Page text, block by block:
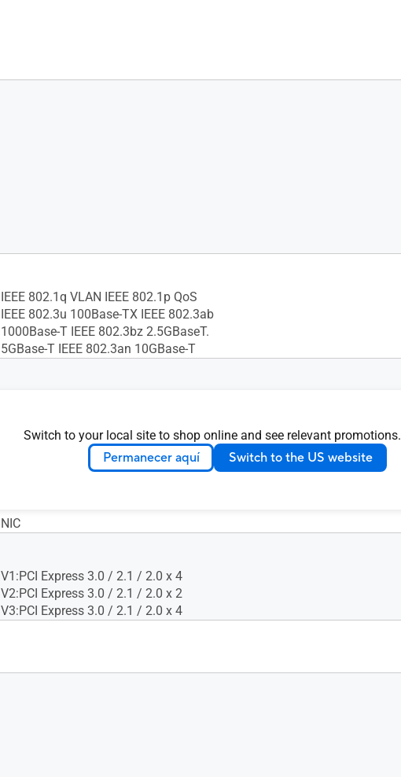
Switch to your local site to shop online and see relevant promotions.
Permanecer aquí Switch to the US website
IEEE 802.1q VLAN IEEE 802.1p QoS
IEEE 802.3u 100Base-TX IEEE 802.3ab
1000Base-T IEEE 802.3bz 2.5GBaseT.
5GBase-T IEEE 802.3an 10GBase-T
NIC
V1:PCI Express 3.0 / 2.1 / 2.0 x 4
V2:PCI Express 3.0 / 2.1 / 2.0 x 2
V3:PCI Express 3.0 / 2.1 / 2.0 x 4